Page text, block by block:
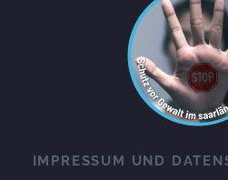
IMPRESSUM UND